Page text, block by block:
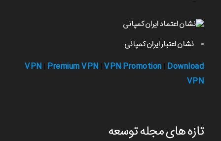
نشان اعتبار ایران کمپانی
VPN Premium VPN VPN Promotion Download
VPN
تازه های مجله توسعه